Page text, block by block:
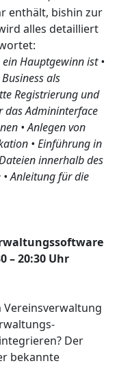
enthält, bishin zur
alles detailliert
Hauptgewinn ist •
als
Registrierung und
das Admininterface
• Anlegen von
• Einführung in
innerhalb des
• Anleitung für die
– 20:30 Uhr
Der
bekannte